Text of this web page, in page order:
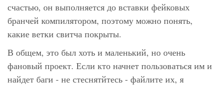
счастью, он выполняется до вставки фейковых
бранчей компилятором, поэтому можно понять,
какие ветки свитча покрыты.
В общем, это был хоть и маленький, но очень
фановый проект. Если кто начнет пользоваться им и
найдет баги - не стеснятйтесь - файлите их, я